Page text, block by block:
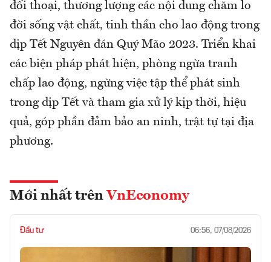
đối thoại, thương lượng các nội dung chăm lo
đời sống vật chất, tinh thần cho lao động trong
dịp Tết Nguyên đán Quý Mão 2023. Triển khai
các biện pháp phát hiện, phòng ngừa tranh
chấp lao động, ngừng việc tập thể phát sinh
trong dịp Tết và tham gia xử lý kịp thời, hiệu
quả, góp phần đảm bảo an ninh, trật tự tại địa
phương.
Mới nhất trên VnEconomy
Đầu tư 06:56, 07/08/2026